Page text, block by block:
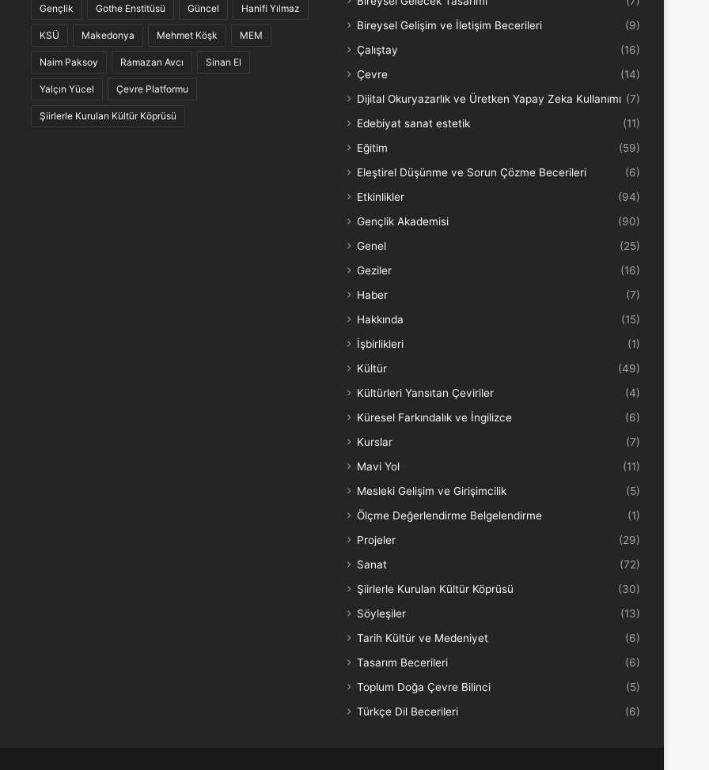
Türkülerinin “Anlam Ağları” Keşfedildi
Gençlik Gothe Enstitüsü Güncel Hanifi Yılmaz
KSÜ Makedonya Mehmet Köşk MEM
Naim Paksoy Ramazan Avcı Sinan El
Yalçın Yücel Çevre Platformu
Şiirlerle Kurulan Kültür Köprüsü
Bireysel Gelişim ve İletişim Becerileri
(9)
Çalıştay
(16)
Çevre
(14)
Dijital Okuryazarlık ve Üretken Yapay Zeka Kullanımı (7)
Edebiyat sanat estetik
(11)
Eğitim
(59)
Eleştirel Düşünme ve Sorun Çözme Becerileri
(6)
Etkinlikler
(94)
Gençlik Akademisi
(90)
Genel
(25)
Geziler
(16)
Haber
(7)
Hakkında
(15)
İşbirlikleri
(1)
Kültür
(49)
Kültürleri Yansıtan Çeviriler
(4)
Küresel Farkındalık ve İngilizce
(6)
Kurslar
(7)
Mavi Yol
(11)
Mesleki Gelişim ve Girişimcilik
(5)
Ölçme Değerlendirme Belgelendirme
(1)
Projeler
(29)
Sanat
(72)
Şiirlerle Kurulan Kültür Köprüsü
(30)
Söyleşiler
(13)
Tarih Kültür ve Medeniyet
(6)
Tasarım Becerileri
(6)
Toplum Doğa Çevre Bilinci
(5)
Türkçe Dil Becerileri
(6)